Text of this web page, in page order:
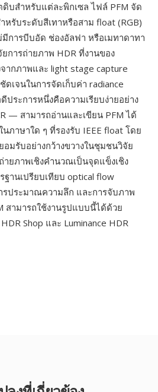
บสำหรับแต่ละพิกเซล ไฟล์ PFM จัด
หรับระดับสีเทาหรือสาม float (RGB)
การบีบอัด ช่องอัลฟา หรือเมทาดาทา
การถ่ายภาพ HDR ที่งานของ
ากภาพและ light stage capture
ดเจนในการจัดเก็บค่า radiance
ประการหนึ่งคือความเรียบง่ายอย่าง
— สามารถอ่านและเขียน PFM ได้
ภาษาใด ๆ ที่รองรับ IEEE float โดย
อมรับอย่างกว้างขวางในชุมชนวิจัย
ายภาพเชิงคำนวณเป็นจุดแข็งเชิง
านเปรียบเทียบ optical flow
ประมาณความลึก และการจับภาพ
สามารถใช้งานรูปแบบนี้ได้ด้วย
Shop และ Luminance HDR